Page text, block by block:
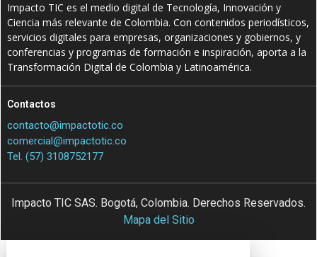
Impacto TIC es el medio digital de Tecnología, Innovación y
Ciencia más relevante de Colombia. Con contenidos periodísticos,
servicios digitales para empresas, organizaciones y gobiernos, y
conferencias y programas de formación e inspiración, aporta a la
Transformación Digital de Colombia y Latinoamérica.
Contactos
contacto@impactotic.co
comercial@impactotic.co
Tel. (57) 3108752177
Impacto TIC SAS. Bogotá, Colombia. Derechos Reservados.
Mapa del Sitio